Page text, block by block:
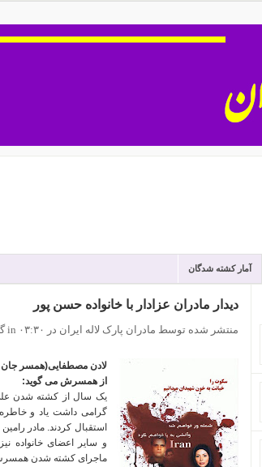
آمار کشته شدگان
دیدار مادران عزادار با خانواده حسن پور
منتشر شده توسط مادران پارک لاله ایران در ۰۳:۳۰ in
لادن مصطفایی(همسر جان
از همسرش می گوید:
یک سال از کشته شدن
گرامی داشت یاد و
استقبال کردند. مادر
و سایر اعضای خانواده
ماجرای کشته شدن همسرش